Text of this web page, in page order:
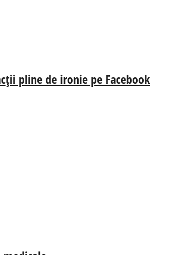
pline de ironie pe Facebook